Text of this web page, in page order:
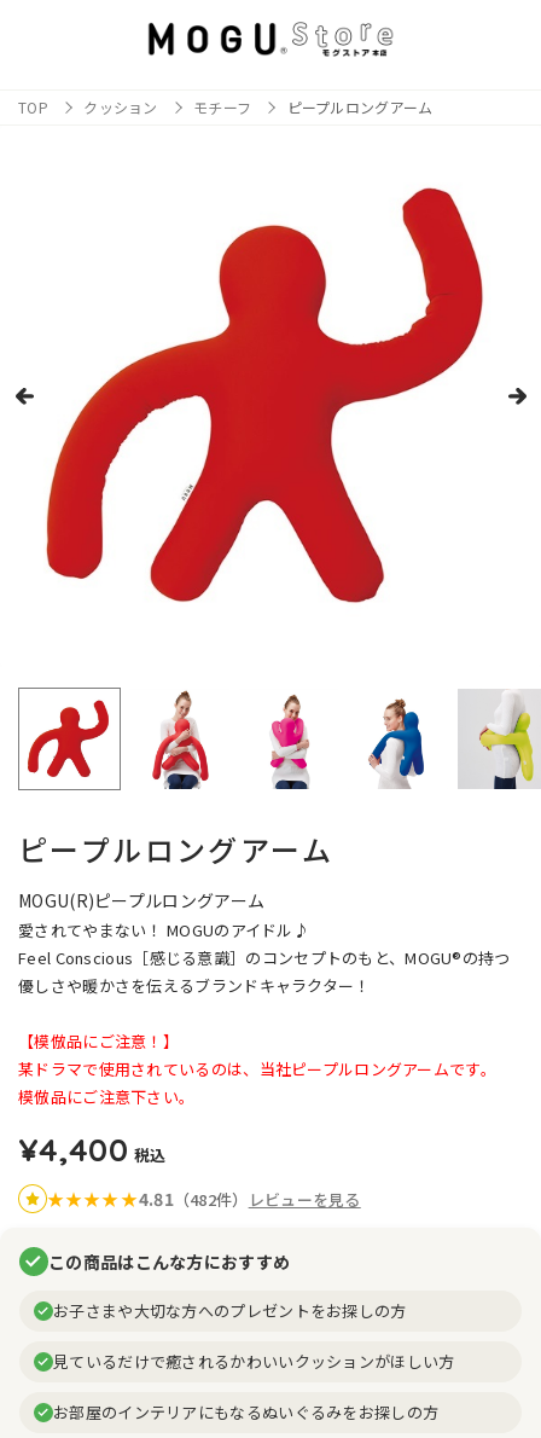
TOP クッション モチーフ ピープルロングアーム
ピープルロングアーム
MOGU(R)ピープルロングアーム
愛されてやまない！ MOGUのアイドル♪
Feel Conscious［感じる意識］のコンセプトのもと、MOGU®の持つ
優しさや暖かさを伝えるブランドキャラクター！
【模倣品にご注意！】
某ドラマで使用されているのは、当社ピープルロングアームです。
模倣品にご注意下さい。
¥4,400 税込
★★★★★4.81（482件） レビューを見る
この商品はこんな方におすすめ
お子さまや大切な方へのプレゼントをお探しの方
見ているだけで癒されるかわいいクッションがほしい方
お部屋のインテリアにもなるぬいぐるみをお探しの方